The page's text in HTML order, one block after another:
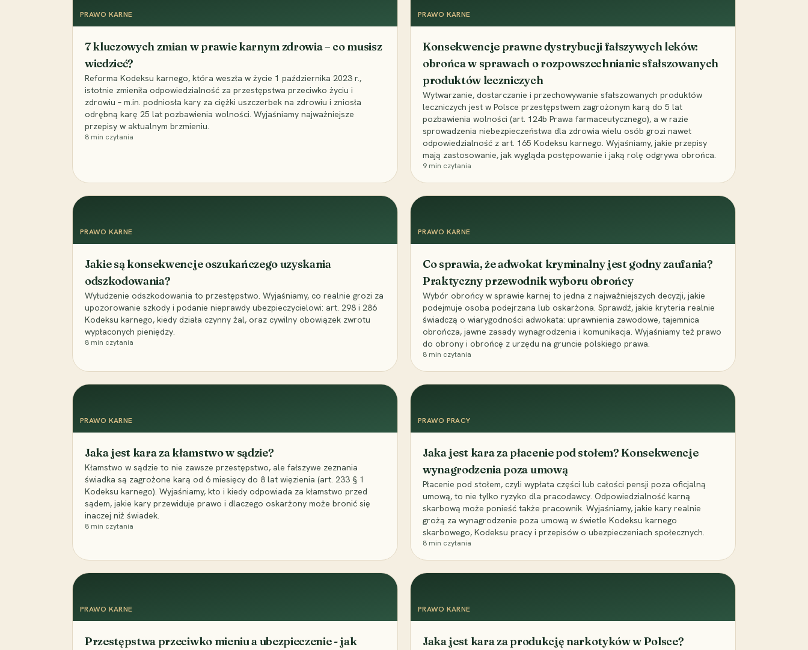
PRAWO KARNE
7 kluczowych zmian w prawie karnym zdrowia – co musisz
wiedzieć?
Reforma Kodeksu karnego, która weszła w życie 1 października 2023 r.,
istotnie zmieniła odpowiedzialność za przestępstwa przeciwko życiu i
zdrowiu – m.in. podniosła kary za ciężki uszczerbek na zdrowiu i zniosła
odrębną karę 25 lat pozbawienia wolności. Wyjaśniamy najważniejsze
przepisy w aktualnym brzmieniu.
8 min czytania
PRAWO KARNE
Konsekwencje prawne dystrybucji fałszywych leków:
obrońca w sprawach o rozpowszechnianie sfałszowanych
produktów leczniczych
Wytwarzanie, dostarczanie i przechowywanie sfałszowanych produktów
leczniczych jest w Polsce przestępstwem zagrożonym karą do 5 lat
pozbawienia wolności (art. 124b Prawa farmaceutycznego), a w razie
sprowadzenia niebezpieczeństwa dla zdrowia wielu osób grozi nawet
odpowiedzialność z art. 165 Kodeksu karnego. Wyjaśniamy, jakie przepisy
mają zastosowanie, jak wygląda postępowanie i jaką rolę odgrywa obrońca.
9 min czytania
PRAWO KARNE
Jakie są konsekwencje oszukańczego uzyskania
odszkodowania?
Wyłudzenie odszkodowania to przestępstwo. Wyjaśniamy, co realnie grozi za
upozorowanie szkody i podanie nieprawdy ubezpieczycielowi: art. 298 i 286
Kodeksu karnego, kiedy działa czynny żal, oraz cywilny obowiązek zwrotu
wypłaconych pieniędzy.
8 min czytania
PRAWO KARNE
Co sprawia, że adwokat kryminalny jest godny zaufania?
Praktyczny przewodnik wyboru obrońcy
Wybór obrońcy w sprawie karnej to jedna z najważniejszych decyzji, jakie
podejmuje osoba podejrzana lub oskarżona. Sprawdź, jakie kryteria realnie
świadczą o wiarygodności adwokata: uprawnienia zawodowe, tajemnica
obrończa, jawne zasady wynagrodzenia i komunikacja. Wyjaśniamy też prawo
do obrony i obrońcę z urzędu na gruncie polskiego prawa.
8 min czytania
PRAWO KARNE
Jaka jest kara za kłamstwo w sądzie?
Kłamstwo w sądzie to nie zawsze przestępstwo, ale fałszywe zeznania
świadka są zagrożone karą od 6 miesięcy do 8 lat więzienia (art. 233 § 1
Kodeksu karnego). Wyjaśniamy, kto i kiedy odpowiada za kłamstwo przed
sądem, jakie kary przewiduje prawo i dlaczego oskarżony może bronić się
inaczej niż świadek.
8 min czytania
PRAWO PRACY
Jaka jest kara za płacenie pod stołem? Konsekwencje
wynagrodzenia poza umową
Płacenie pod stołem, czyli wypłata części lub całości pensji poza oficjalną
umową, to nie tylko ryzyko dla pracodawcy. Odpowiedzialność karną
skarbową może ponieść także pracownik. Wyjaśniamy, jakie kary realnie
grożą za wynagrodzenie poza umową w świetle Kodeksu karnego
skarbowego, Kodeksu pracy i przepisów o ubezpieczeniach społecznych.
8 min czytania
PRAWO KARNE
Przestępstwa przeciwko mieniu a ubezpieczenie - jak
PRAWO KARNE
Jaka jest kara za produkcję narkotyków w Polsce?